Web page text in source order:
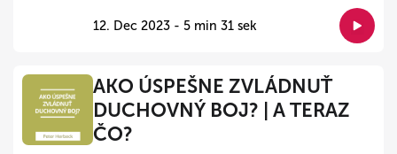
12. Dec 2023 - 5 min 31 sek
AKO ÚSPEŠNE ZVLÁDNUŤ
DUCHOVNÝ BOJ? | A TERAZ
ČO?